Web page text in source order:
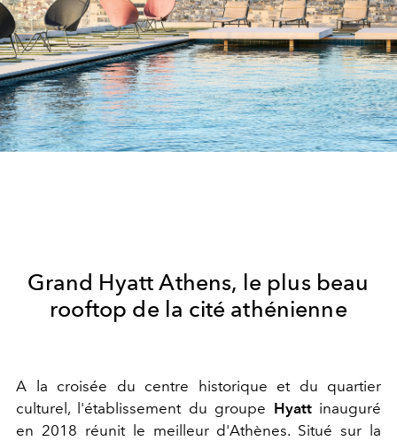
Grand Hyatt Athens, le plus beau
rooftop de la cité athénienne
A la croisée du centre historique et du quartier
culturel, l'établissement du groupe Hyattinauguré
en 2018 réunit le meilleur d'Athènes. Situé sur la